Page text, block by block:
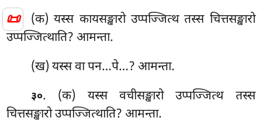
📜
(क) यस्स कायसङ्खारो उप्पज्जित्थ तस्स चित्तसङ्खारो
उप्पज्जित्थाति? आमन्ता.
(ख) यस्स वा पन…पे…? आमन्ता.
३०. (क) यस्स वचीसङ्खारो उप्पज्जित्थ तस्स
चित्तसङ्खारो उप्पज्जित्थाति? आमन्ता.